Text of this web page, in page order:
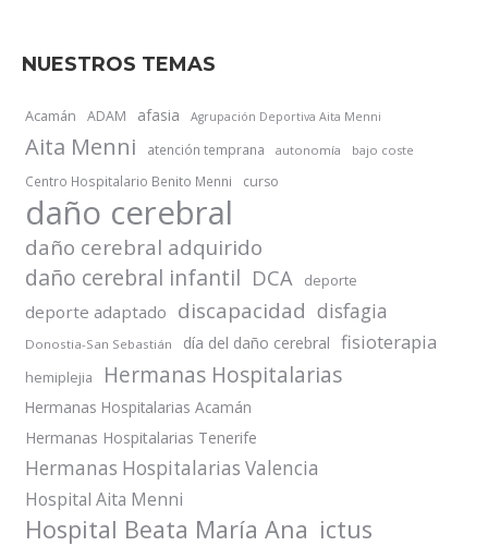
NUESTROS TEMAS
Acamán ADAM afasia Agrupación Deportiva Aita Menni
Aita Menni atención temprana autonomía bajo coste
Centro Hospitalario Benito Menni curso
daño cerebral
daño cerebral adquirido
daño cerebral infantil DCA deporte
deporte adaptado discapacidad disfagia
Donostia-San Sebastián día del daño cerebral fisioterapia
hemiplejia Hermanas Hospitalarias
Hermanas Hospitalarias Acamán
Hermanas Hospitalarias Tenerife
Hermanas Hospitalarias Valencia
Hospital Aita Menni
Hospital Beata María Ana ictus